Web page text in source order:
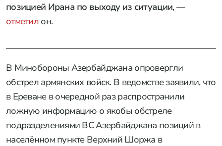
позицией Ирана по выходу из ситуации, —
отметилон.
В Минобороны Азербайджана опровергли
обстрел армянских войск. В ведомстве заявили, что
в Ереване в очередной раз распространили
ложную информацию о якобы обстреле
подразделениями ВС Азербайджана позиций в
населённом пункте Верхний Шоржа в